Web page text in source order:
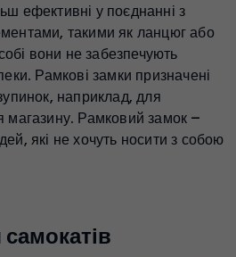
ефективні у поєднанні з
такими як ланцюг або
вони не забезпечують
Рамкові замки призначені
наприклад, для
магазину. Рамковий замок –
які не хочуть носити з собою